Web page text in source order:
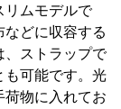
リムモデルで
どに収容する
、ストラップで
も可能です。光
荷物に入れてお